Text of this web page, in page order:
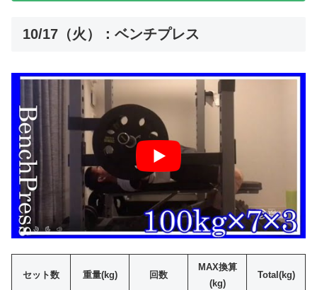
10/17（火）：ベンチプレス
セット数 重量(kg) 回数
MAX換算
(kg)
Total(kg)